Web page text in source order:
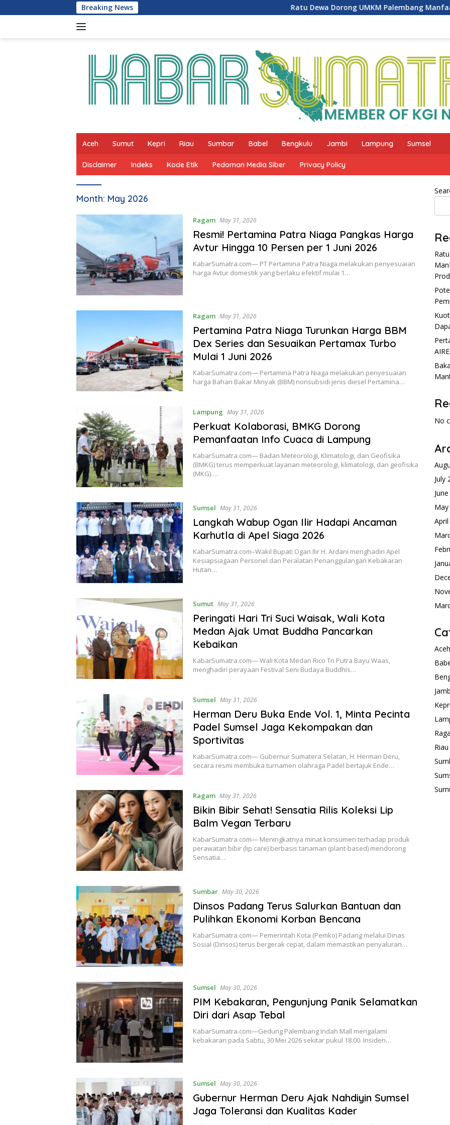
to
Breaking News Ratu Dewa Dorong UMKM Palembang Manfaatkan AI
Aceh Sumut Kepri Riau Sumbar Babel Bengkulu Jambi Lampung Sumsel
Disclaimer Indeks Kode Etik Pedoman Media Siber Privacy Policy
Month: May 2026
Ragam May 31, 2026
Resmi! Pertamina Patra Niaga Pangkas Harga
Avtur Hingga 10 Persen per 1 Juni 2026
KabarSumatra.com— PT Pertamina Patra Niaga melakukan penyesuaian
harga Avtur domestik yang berlaku efektif mulai 1…
Ragam May 31, 2026
Pertamina Patra Niaga Turunkan Harga BBM
Dex Series dan Sesuaikan Pertamax Turbo
Mulai 1 Juni 2026
KabarSumatra.com— Pertamina Patra Niaga melakukan penyesuaian
harga Bahan Bakar Minyak (BBM) nonsubsidi jenis diesel Pertamina…
Lampung May 31, 2026
Perkuat Kolaborasi, BMKG Dorong
Pemanfaatan Info Cuaca di Lampung
KabarSumatra.com— Badan Meteorologi, Klimatologi, dan Geofisika
(BMKG) terus memperkuat layanan meteorologi, klimatologi, dan geofisika
(MKG)….
Sumsel May 31, 2026
Langkah Wabup Ogan Ilir Hadapi Ancaman
Karhutla di Apel Siaga 2026
KabarSumatra.com–Wakil Bupati Ogan Ilir H. Ardani menghadiri Apel
Kesiapsiagaan Personel dan Peralatan Penanggulangan Kebakaran
Hutan…
Sumut May 31, 2026
Peringati Hari Tri Suci Waisak, Wali Kota
Medan Ajak Umat Buddha Pancarkan
Kebaikan
KabarSumatra.com— Wali Kota Medan Rico Tri Putra Bayu Waas,
menghadiri perayaan Festival Seni Budaya Buddhis…
Sumsel May 31, 2026
Herman Deru Buka Ende Vol. 1, Minta Pecinta
Padel Sumsel Jaga Kekompakan dan
Sportivitas
KabarSumatra.com— Gubernur Sumatera Selatan, H. Herman Deru,
secara resmi membuka turnamen olahraga Padel bertajuk Ende…
Ragam May 31, 2026
Bikin Bibir Sehat! Sensatia Rilis Koleksi Lip
Balm Vegan Terbaru
KabarSumatra.com— Meningkatnya minat konsumen terhadap produk
perawatan bibir (lip care) berbasis tanaman (plant-based) mendorong
Sensatia…
Sumbar May 30, 2026
Dinsos Padang Terus Salurkan Bantuan dan
Pulihkan Ekonomi Korban Bencana
KabarSumatra.com— Pemerintah Kota (Pemko) Padang melalui Dinas
Sosial (Dinsos) terus bergerak cepat, dalam memastikan penyaluran…
Sumsel May 30, 2026
PIM Kebakaran, Pengunjung Panik Selamatkan
Diri dari Asap Tebal
KabarSumatra.com—Gedung Palembang Indah Mall mengalami
kebakaran pada Sabtu, 30 Mei 2026 sekitar pukul 18.00. Insiden…
Sumsel May 30, 2026
Gubernur Herman Deru Ajak Nahdiyin Sumsel
Jaga Toleransi dan Kualitas Kader
No
July
Aceh
Kepri
Riau